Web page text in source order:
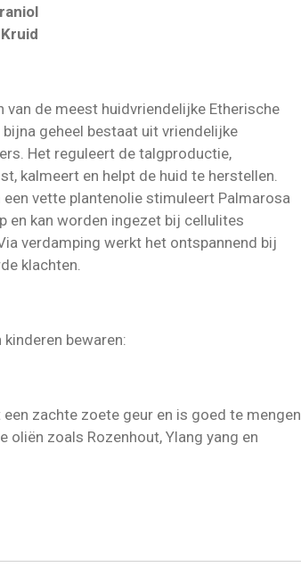
van de meest huidvriendelijke Etherische
geheel bestaat uit vriendelijke
Het reguleert de talgproductie,
kalmeert en helpt de huid te herstellen.
een vette plantenolie stimuleert Palmarosa
en kan worden ingezet bij cellulites
verdamping werkt het ontspannend bij
klachten.
kinderen bewaren:
zachte zoete geur en is goed te mengen
oliën zoals Rozenhout, Ylang yang en